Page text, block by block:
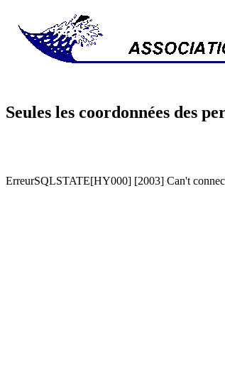
Seules les coordonnées des
ErreurSQLSTATE[HY000] [2003] Can't